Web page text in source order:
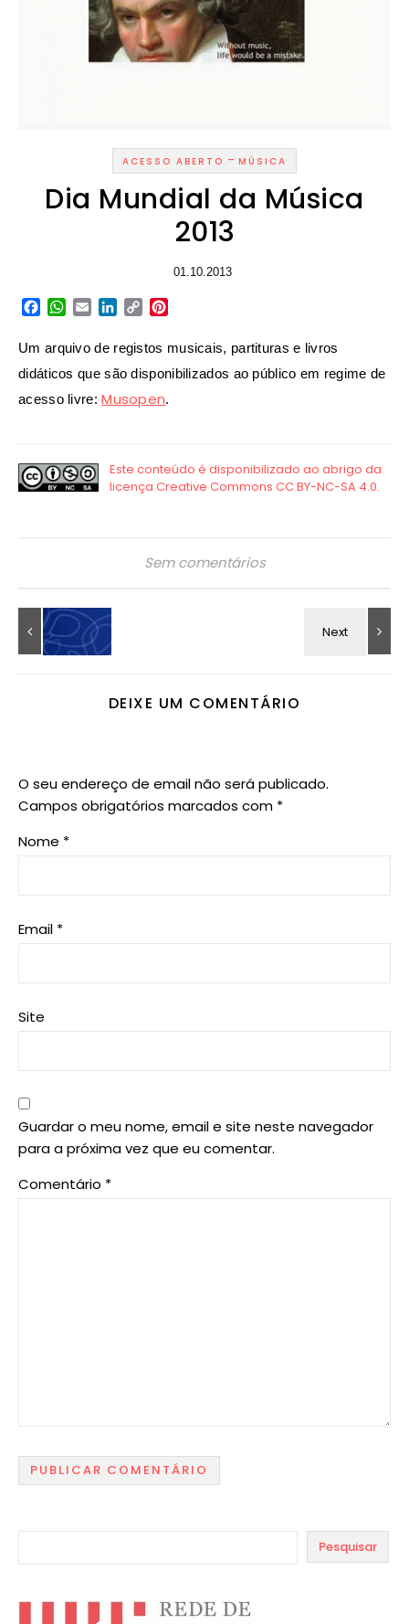
ACESSO ABERTO - MÚSICA
Dia Mundial da Música
2013
01.10.2013
Facebook
WhatsApp
EmailLinkedIn
Copy
Um arquivo de registos musicais, partituras e livros
didáticos que são disponibilizados ao público em regime de
acesso livre:Musopen.
Sem comentários
DEIXE UM COMENTÁRIO
O seu endereço de email não será publicado.
Campos obrigatórios marcados com *
Nome *
Email *
Site
Guardar o meu nome, email e site neste navegador
para a próxima vez que eu comentar.
Comentário *
Pesquisar